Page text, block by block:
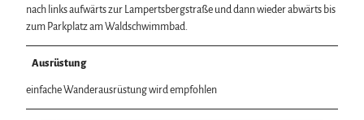
nach links aufwärts zur Lampertsbergstraße und dann wieder abwärts bis
zum Parkplatz am Waldschwimmbad.
Ausrüstung
einfache Wanderausrüstung wird empfohlen